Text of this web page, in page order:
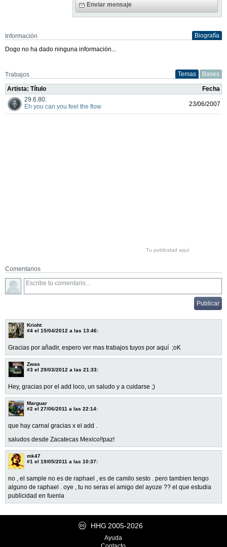
Enviar mensaje
Información
Biografía
Dogo no ha dado ninguna información...
Trabajos Temas Bases
Artista: Título
Fecha
29.6.80:
Eh you can you feel the flow
23/06/2007
Tu publicidad aquí
Comentarios
Krioht
#4 el 15/04/2012 a las 13:46:
Gracias por añadir, espero ver mas trabajos tuyos por aquí ;oK
Zwas
#3 el 29/03/2012 a las 21:33:
Hey, gracias por el add loco, un saludo y a cuidarse ;)
Marguar
#2 el 27/06/2011 a las 22:14:
que hay carnal gracias x el add .
saludos desde Zacatecas Mexico!!paz!
mk47
#1 el 19/05/2011 a las 10:37:
no , el sample no es de raphael , es de camilo sesto . pero tambien tengo
alguno de raphael . oye , tu no seras el amigo del ayoze ?? el que estudia
publicidad en fuenla
HHG 2005-2026
Ayuda